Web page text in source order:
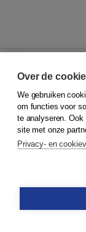
© 2026Koninklijke
Klantenservice
Service &
Contact
Over de
We gebruiken
om functies voor
te analyseren. Ook
site met onze
Privacy- en